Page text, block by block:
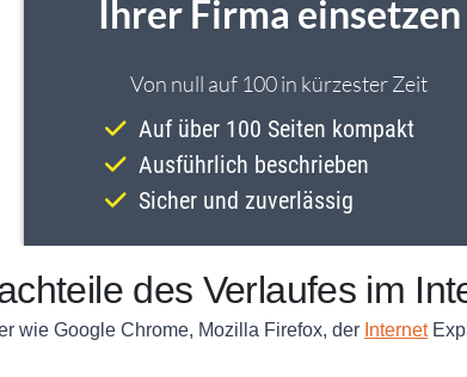
des Verlaufes im
wie Google Chrome, Mozilla Firefox, der Internet